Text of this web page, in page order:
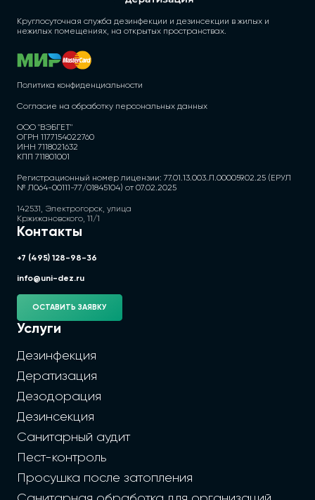
Круглосуточная служба дезинфекции и дезинсекции в жилых и
нежилых помещениях, на открытых пространствах.
Политика конфиденциальности
Согласие на обработку персональных данных
ООО "ВЭБГЕТ"
ОГРН 1177154022760
ИНН 7118021632
КПП 711801001
Регистрационный номер лицензии: 77.01.13.003.Л.000059.02.25 (ЕРУЛ
№ Л064-00111-77/01845104) от 07.02.2025
142531, Электрогорск, улица
Кржижановского, 11/1
Контакты
+7 (495) 128-98-36
info@uni-dez.ru
ОСТАВИТЬ ЗАЯВКУ
Услуги
Дезинфекция
Дератизация
Дезодорация
Дезинсекция
Санитарный аудит
Пест-контроль
Просушка после затопления